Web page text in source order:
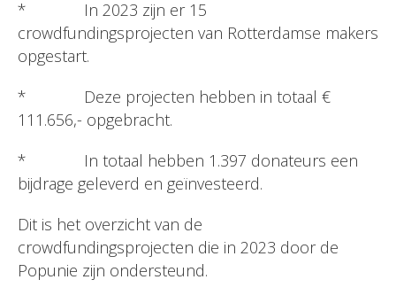
* In 2023 zijn er 15
crowdfundingsprojecten van Rotterdamse makers
opgestart.
* Deze projecten hebben in totaal €
111.656,- opgebracht.
* In totaal hebben 1.397 donateurs een
bijdrage geleverd en geïnvesteerd.
Dit is het overzicht van de
crowdfundingsprojecten die in 2023 door de
Popunie zijn ondersteund.